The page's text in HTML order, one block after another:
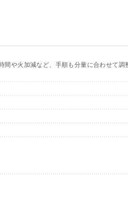
や火加減など、手順も分量に合わせて調